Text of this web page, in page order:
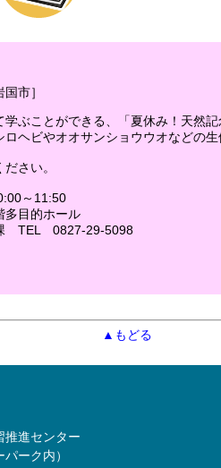
市］
ぶことができる、「夏休み！天然
ヘビやオオサンショウウオなどの生
さい。
～11:50
目的ホール
課 TEL 0827-29-5098
▲もどる
進センター
ーク内）